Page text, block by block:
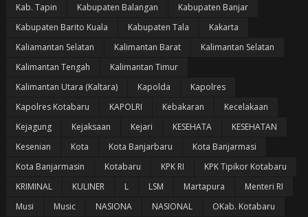
Kab. Tapin
Kabupaten Balangan
Kabupaten Banjar
Kabupaten Barito Kuala
Kabupaten Tala
Kakarta
Kaliamantan Selatan
Kalimantan Barat
Kalimantan Selatan
Kalimantan Tengah
Kalimantan Timur
Kalimantan Utara (Kaltara)
Kapolda
Kapolres
Kapolres Kotabaru
KAPOLRI Kebakaran
Kecelakaan
Kejagung
Kejaksaan Kejari KESEHATA
KESEHATAN
Kesenian
Kota Kota Banjarbaru
Kota Banjarmasi
Kota Banjarmasin
Kotabaru KPK RI
KPK Tipikor Kotabaru
KRIMINAL
KULINER L LSM Martapura
Menteri RI
Musi
Music NASIONA NASIONAL
OKab. Kotabaru